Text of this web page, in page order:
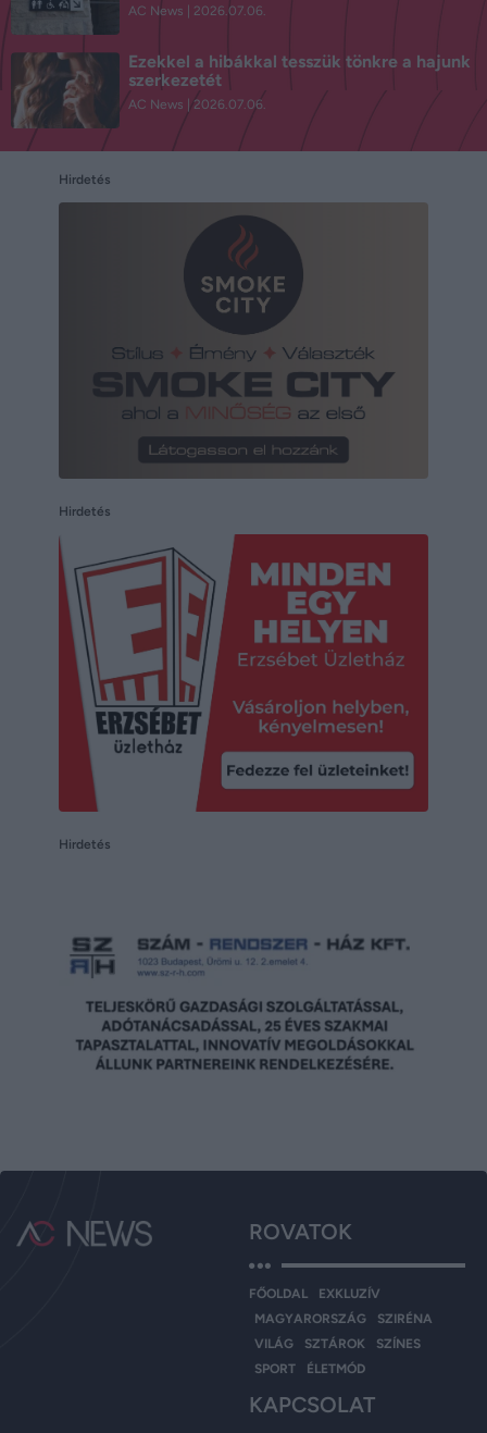
AC News 2026.07.06.
Ezekkel a hibákkal tesszük tönkre a hajunk
szerkezetét
AC News 2026.07.06.
Hirdetés
Hirdetés
Hirdetés
ROVATOK
FŐOLDAL
EXKLUZÍV
MAGYARORSZÁG
SZIRÉNA
VILÁG
SZTÁROK
SZÍNES
SPORT
ÉLETMÓD
KAPCSOLAT